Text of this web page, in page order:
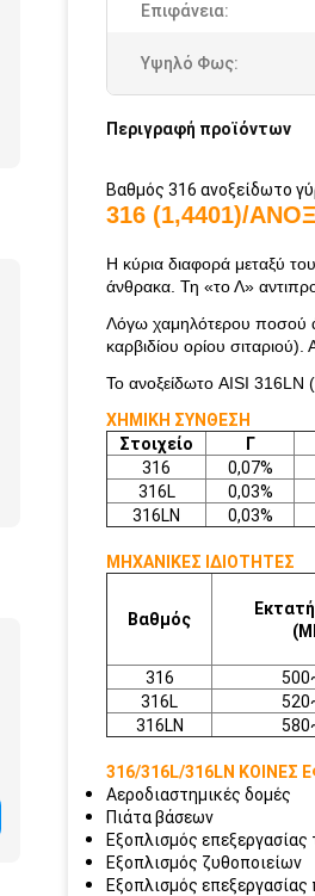
Επιφάνεια:
Υψηλό Φως:
Περιγραφή προϊόντων
Βαθμός 316 ανοξείδωτο
316 (1,4401)/
Η κύρια διαφορά μεταξύ
άνθρακα. Τη «το Λ»
Λόγω χαμηλότερου ποσού
καρβιδίου ορίου
Το ανοξείδωτο AISI 316LN
ΧΗΜΙΚΗ ΣΥΝΘΕΣΗ
Στοιχείο
Γ
316
0,07%
316L
0,03%
316LN
0,03%
ΜΗΧΑΝΙΚΕΣ ΙΔΙΟΤΗΤΕΣ
Βαθμός
316
316L
316LN
316/316L/316LN ΚΟΙΝΕΣ
Αεροδιαστημικές δομές
Πιάτα βάσεων
Εξοπλισμός
Εξοπλισμός ζυθοποιείων
Εξοπλισμός επεξεργασίας